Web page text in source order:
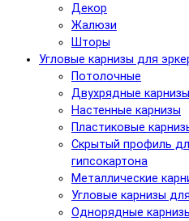
Декор
Жалюзи
Шторы
Угловые карнизы для
Потолочные
Двухрядные карнизы
Настенные карнизы
Пластиковые
Скрытый профиль
гипсокартона
Металлические
Угловые карнизы
Однорядные